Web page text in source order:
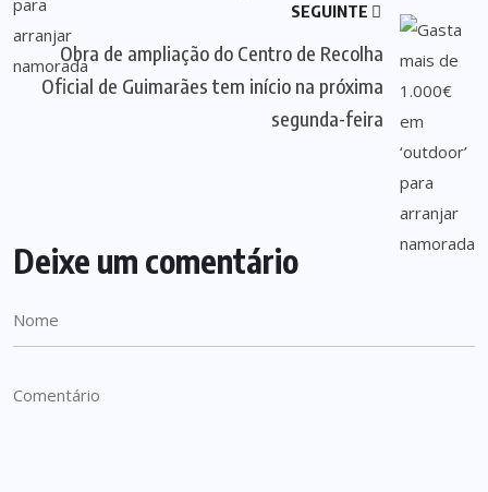
SEGUINTE
Obra de ampliação do Centro de Recolha
Oficial de Guimarães tem início na próxima
segunda-feira
Deixe um comentário